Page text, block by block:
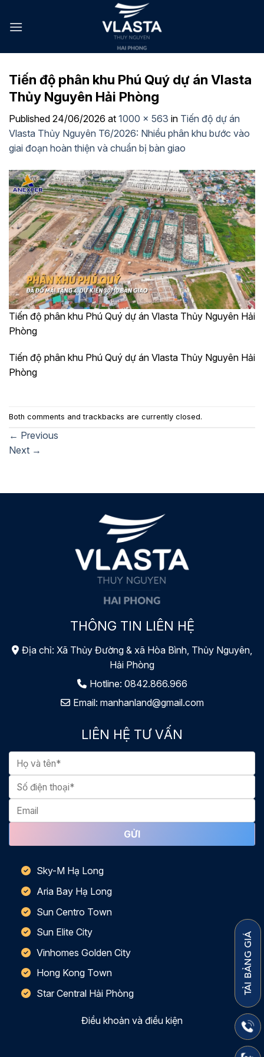
Tiến độ phân khu Phú Quý dự án Vlasta
Thủy Nguyên Hải Phòng
Published 24/06/2026 at 1000 × 563 in Tiến độ dự án
Vlasta Thủy Nguyên T6/2026: Nhiều phân khu bước vào
giai đoạn hoàn thiện và chuẩn bị bàn giao
Tiến độ phân khu Phú Quý dự án Vlasta Thủy Nguyên Hải
Phòng
Tiến độ phân khu Phú Quý dự án Vlasta Thủy Nguyên Hải
Phòng
Both comments and trackbacks are currently closed.
← Previous
Next →
THÔNG TIN LIÊN HỆ
Địa chỉ: Xã Thủy Đường & xã Hòa Bình, Thủy Nguyên,
Hải Phòng
Hotline: 0842.866.966
Email: manhanland@gmail.com
LIÊN HỆ TƯ VẤN
Sky-M Hạ Long
Aria Bay Hạ Long
Sun Centro Town
Sun Elite City
Vinhomes Golden City
Hong Kong Town
Star Central Hải Phòng
Điều khoản và điều kiện
TẢI BẢNG GIÁ